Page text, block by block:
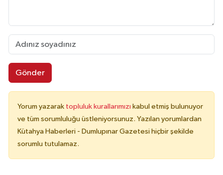
Gönder
Yorum yazarak topluluk kurallarımızı kabul etmiş bulunuyor
ve tüm sorumluluğu üstleniyorsunuz. Yazılan yorumlardan
Kütahya Haberleri - Dumlupınar Gazetesi hiçbir şekilde
sorumlu tutulamaz.